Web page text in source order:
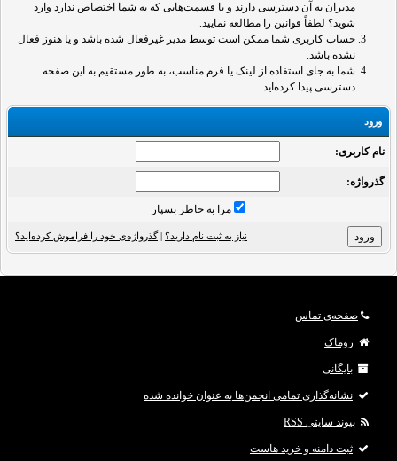
مدیران به آن دسترسی دارند و یا قسمت‌هایی که به شما اختصاص ندارد وارد
شوید؟ لطفاً قوانین را مطالعه نمایید.
حساب کاربری شما ممکن است توسط مدیر غیرفعال شده باشد و یا هنوز فعال
نشده باشد.
شما به جای استفاده از لینک یا فرم مناسب، به طور مستقیم به این صفحه
دسترسی پیدا کرده‌اید.
ورود
نام کاربری:
گذرواژه‌:
مرا به خاطر بسپار
نیاز به ثبت نام دارید؟ |گذرواژه‌ی خود را فراموش کرده‌اید؟
صفحه‌ی تماس
روماک
بایگانی
نشانه‌گذاری تمامی انجمن‌ها به عنوان خوانده شده
پیوند سایتی RSS
ثبت دامنه و خرید هاست